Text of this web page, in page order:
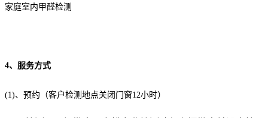
家庭室内甲醛检测
4、服务方式
(1)、预约（客户检测地点关闭门窗12小时）